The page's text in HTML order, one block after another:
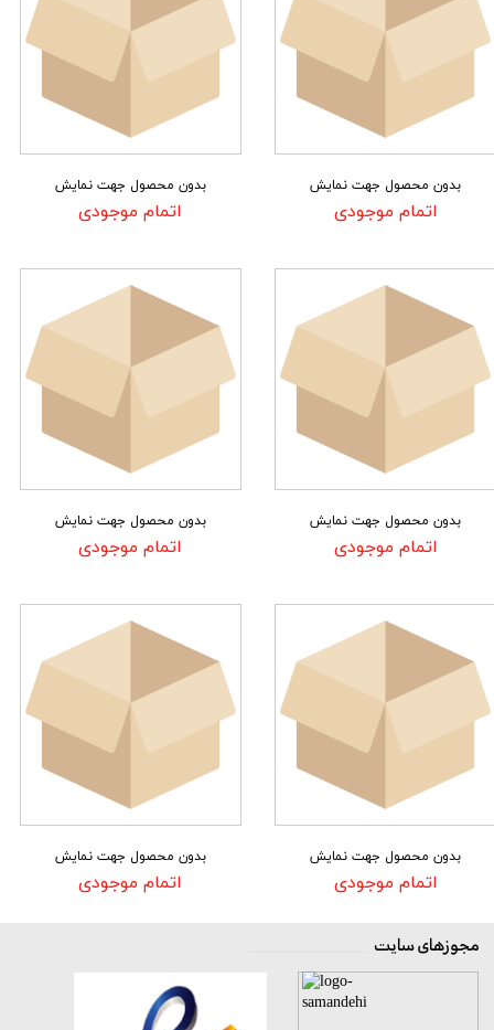
بدون محصول جهت نمایش
اتمام موجودی
بدون محصول جهت نمایش
اتمام موجودی
بدون محصول جهت نمایش
اتمام موجودی
بدون محصول جهت نمایش
اتمام موجودی
بدون محصول جهت نمایش
اتمام موجودی
بدون محصول جهت نمایش
اتمام موجودی
مجوزهای سایت